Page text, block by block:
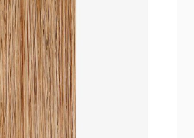
und höherer Haltbarkeit.
ein Konto erstellen